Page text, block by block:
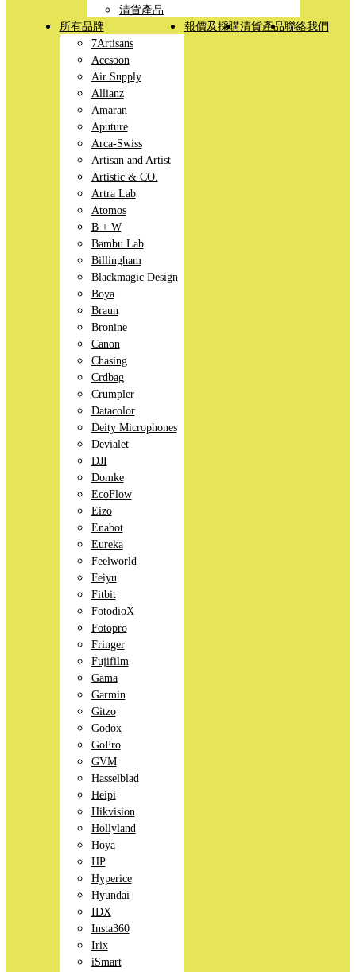
清貨產品
所有品牌
7Artisans
Accsoon
Air Supply
Allianz
Amaran
Aputure
Arca-Swiss
Artisan and Artist
Artistic & CO.
Artra Lab
Atomos
B + W
Bambu Lab
Billingham
Blackmagic Design
Boya
Braun
Bronine
Canon
Chasing
Crdbag
Crumpler
Datacolor
Deity Microphones
Devialet
DJI
Domke
EcoFlow
Eizo
Enabot
Eureka
Feelworld
Feiyu
Fitbit
FotodioX
Fotopro
Fringer
Fujifilm
Gama
Garmin
Gitzo
Godox
GoPro
GVM
Hasselblad
Heipi
Hikvision
Hollyland
Hoya
HP
Hyperice
Hyundai
IDX
Insta360
Irix
iSmart
報價及採購清貨產品聯絡我們